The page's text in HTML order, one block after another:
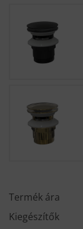
Termék ára
Kiegészítők